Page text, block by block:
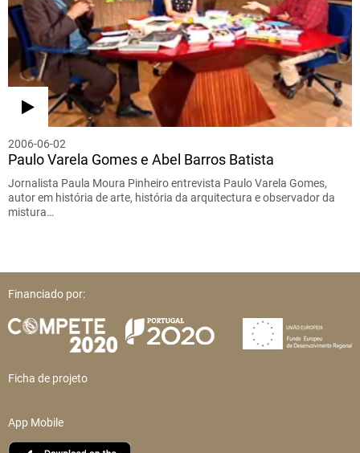
2006-06-02
Paulo Varela Gomes e Abel Barros Batista
Jornalista Paula Moura Pinheiro entrevista Paulo Varela Gomes,
autor em história de arte, história da arquitectura e observador da
mistura…
Financiado por:
Ficha de projeto
App Mobile